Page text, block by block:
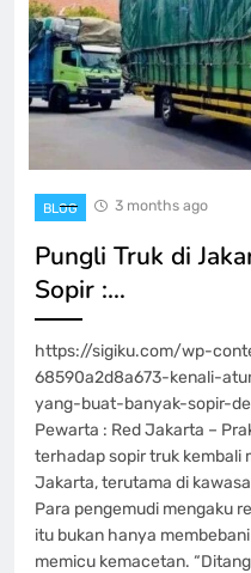
BLOG 3 months ago
Pungli Truk di
Sopir :…
https://sigiku.com/wp-
68590a2d8a673-kenali-
yang-buat-banyak-sopir-
Pewarta : Red Jakarta –
terhadap sopir truk kembali
Jakarta, terutama di
Para pengemudi mengaku
itu bukan hanya
memicu kemacetan.